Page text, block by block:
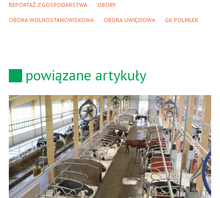
REPORTAŻ Z GOSPODARSTWA OBORY
OBORA WOLNOSTANOWISKOWA OBORA UWIĘZIOWA GK POLMLEK
powiązane artykuły